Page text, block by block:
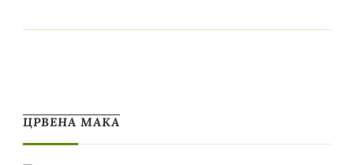
ЦРВЕНА МАКА